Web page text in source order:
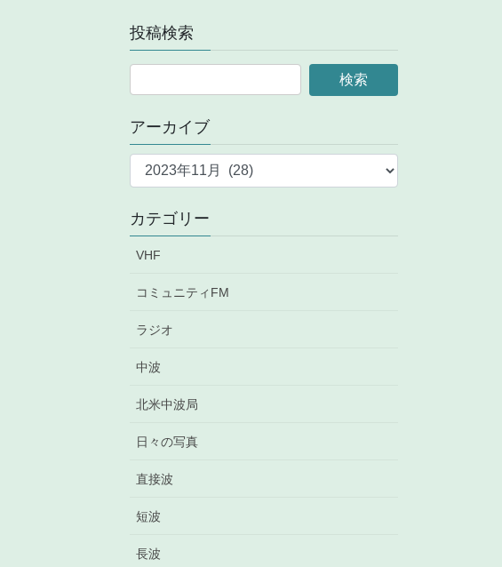
投稿検索
アーカイブ
ア
イ
ブ
カテゴリー
VHF
コミュニティFM
ラジオ
中波
北米中波局
日々の写真
直接波
短波
長波